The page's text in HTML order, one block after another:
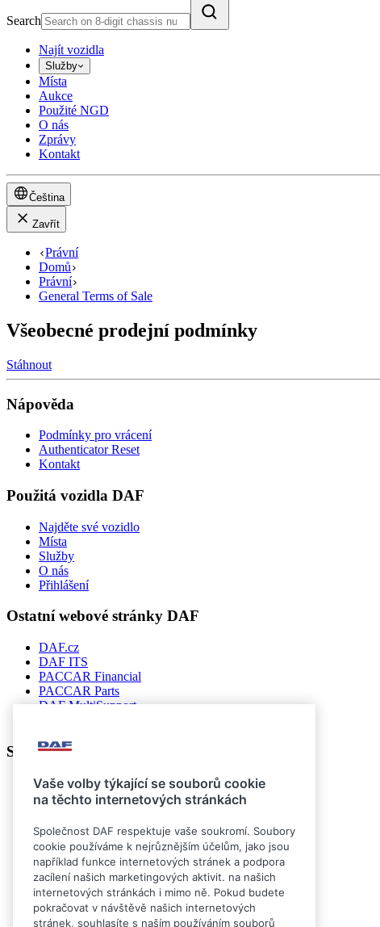
Search
Najít vozidla
Služby
Místa
Aukce
Použité NGD
O nás
Zprávy
Kontakt
Čeština
Zavřít
Právní
Domů
Právní
General Terms of Sale
Všeobecné prodejní podmínky
Stáhnout
Nápověda
Podmínky pro vrácení
Authenticator Reset
Kontakt
Použitá vozidla DAF
Najděte své vozidlo
Místa
Služby
O nás
Přihlášení
Ostatní webové stránky DAF
DAF.cz
DAF ITS
PACCAR Financial
PACCAR Parts
DAF MultiSupport
Sledujte nás
Vaše volby týkající se souborů cookie
na těchto internetových stránkách
Společnost DAF respektuje vaše soukromí. Soubory
cookie používáme k nejrůznějším účelům, jako jsou
například funkce internetových stránek a podpora
zacílení našich marketingových aktivit. na našich
internetových stránkách i mimo ně. Pokud budete
pokračovat v návštěvě našich internetových
stránek, souhlasíte s naším používáním souborů